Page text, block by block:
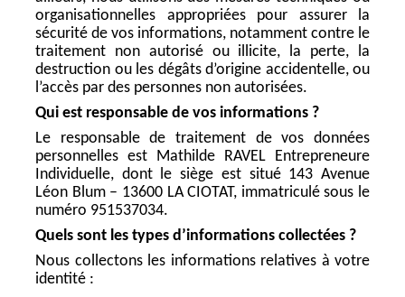
organisationnelles appropriées pour assurer la
sécurité de vos informations, notamment contre le
traitement non autorisé ou illicite, la perte, la
destruction ou les dégâts d’origine accidentelle, ou
l’accès par des personnes non autorisées.
Qui est responsable de vos informations ?
Le responsable de traitement de vos données
personnelles est Mathilde RAVEL Entrepreneure
Individuelle, dont le siège est situé 143 Avenue
Léon Blum – 13600 LA CIOTAT, immatriculé sous le
numéro 951537034.
Quels sont les types d’informations collectées ?
Nous collectons les informations relatives à votre
identité :